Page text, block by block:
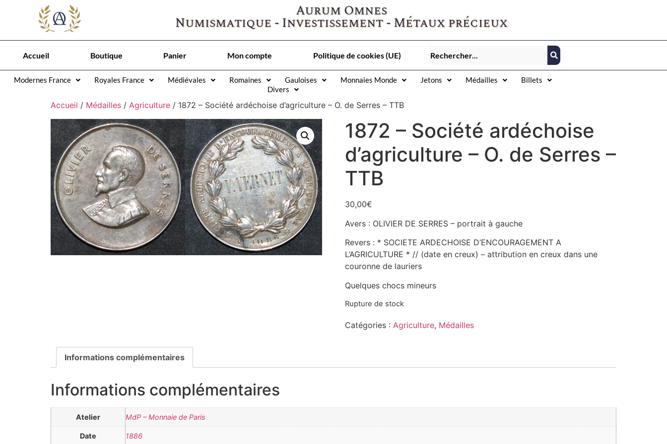
Aurum Omnes
Numismatique - Investissement - Métaux précieux
Accueil Boutique Panier Mon compte Politique de cookies (UE)
Modernes France Royales France Médiévales Romaines Gauloises Monnaies Monde Jetons Médailles
Billets
Divers
Accueil / Médailles / Agriculture / 1872 – Société ardéchoise d’agriculture – O. de Serres – TTB
1872 – Société ardéchoise
d’agriculture – O. de Serres –
TTB
30,00€
Avers : OLIVIER DE SERRES – portrait à gauche
Revers : * SOCIETE ARDECHOISE D’ENCOURAGEMENT A
L’AGRICULTURE * // (date en creux) – attribution en creux dans une
couronne de lauriers
Quelques chocs mineurs
Rupture de stock
Catégories : Agriculture, Médailles
Informations complémentaires
Informations complémentaires
Atelier MdP – Monnaie de Paris
Date 1886